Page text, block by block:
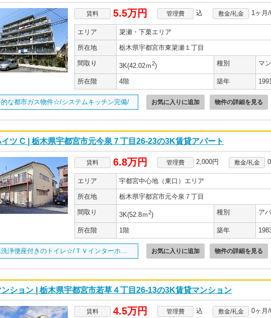
賃料 5.5万円 管理費 込 敷金/礼金 1ヶ月/
エリア 簗瀬・下栗エリア
所在地 栃木県宇都宮市東簗瀬１丁目
間取り 3K(42.02ｍ2) 種別 マ
所在階 4階 築年
な都市ガス物件☆/システムキッチン完備/ 物件の詳細を見る
お気に入りに追加
ツ C | 栃木県宇都宮市元今泉７丁目26-23の3K賃貸アパート
賃料 6.8万円 管理費 2,000円 敷金/礼金
エリア 宇都宮中心地（東口）エリア
所在地 栃木県宇都宮市元今泉７丁目
間取り 3K(52.8ｍ2) 種別 ア
所在階 1階 築年
温水洗浄便座付きのトイレ☆/ＴＶインターホン完備/ 物件の詳細を見る
お気に入りに追加
ション | 栃木県宇都宮市若草４丁目26-13の3K賃貸マンション
賃料 4.5万円 管理費 込 敷金/礼金 0ヶ月/